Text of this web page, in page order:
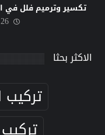
تكسير وترميم فلل في ام القيوين
26 يونيو، 2024
الاكثر بحثا
تركيب